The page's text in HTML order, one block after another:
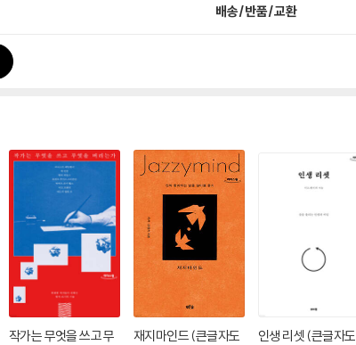
배송/반품/교환
작가는 무엇을 쓰고 무
재지마인드 (큰글자도
인생 리셋 (큰글자도